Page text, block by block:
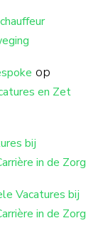
op
en Zet
bij
in de Zorg
Vacatures bij
in de Zorg